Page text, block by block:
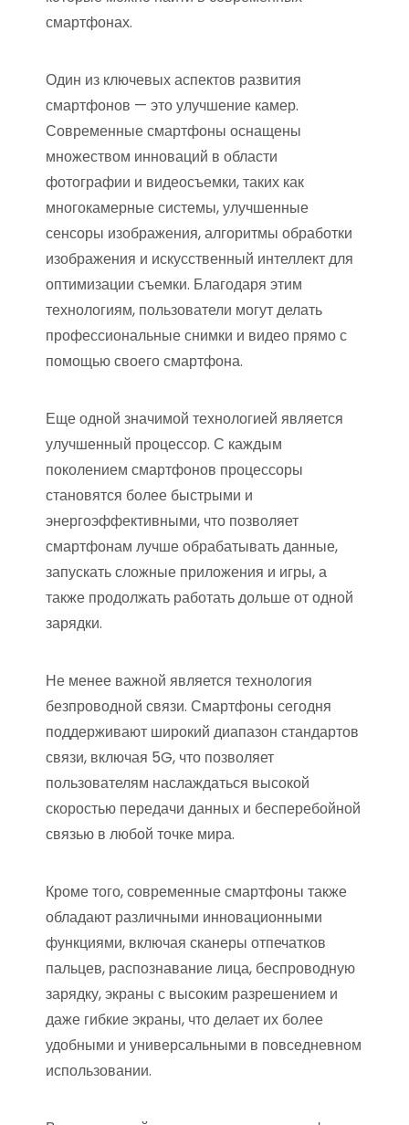
смартфонах.
Один из ключевых аспектов развития
смартфонов — это улучшение камер.
Современные смартфоны оснащены
множеством инноваций в области
фотографии и видеосъемки, таких как
многокамерные системы, улучшенные
сенсоры изображения, алгоритмы обработки
изображения и искусственный интеллект для
оптимизации съемки. Благодаря этим
технологиям, пользователи могут делать
профессиональные снимки и видео прямо с
помощью своего смартфона.
Еще одной значимой технологией является
улучшенный процессор. С каждым
поколением смартфонов процессоры
становятся более быстрыми и
энергоэффективными, что позволяет
смартфонам лучше обрабатывать данные,
запускать сложные приложения и игры, а
также продолжать работать дольше от одной
зарядки.
Не менее важной является технология
безпроводной связи. Смартфоны сегодня
поддерживают широкий диапазон стандартов
связи, включая 5G, что позволяет
пользователям наслаждаться высокой
скоростью передачи данных и бесперебойной
связью в любой точке мира.
Кроме того, современные смартфоны также
обладают различными инновационными
функциями, включая сканеры отпечатков
пальцев, распознавание лица, беспроводную
зарядку, экраны с высоким разрешением и
даже гибкие экраны, что делает их более
удобными и универсальными в повседневном
использовании.